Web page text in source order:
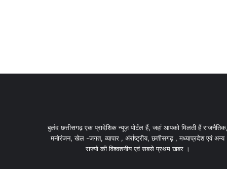
बुलंद छत्तीसगढ़ एक प्रादेशिक न्यूज़ पोर्टल हैं, जहां आपको मिलती हैं राजनैतिक,
मनोरंजन, खेल -जगत, व्यापार , अंर्राष्ट्रीय, छत्तीसगढ़ , मध्याप्रदेश एवं अन्य
राज्यो की विश्वशनीय एवं सबसे प्रथम खबर ।